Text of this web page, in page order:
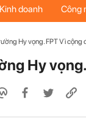
Kinh doanh Công
Hy vọng. FPT Vì cộng
Hy